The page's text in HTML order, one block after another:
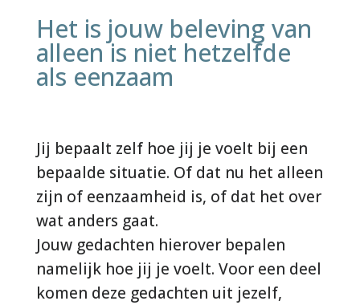
Het is jouw beleving van
alleen is niet hetzelfde
als eenzaam
Jij bepaalt zelf hoe jij je voelt bij een
bepaalde situatie. Of dat nu het alleen
zijn of eenzaamheid is, of dat het over
wat anders gaat.
Jouw gedachten hierover bepalen
namelijk hoe jij je voelt. Voor een deel
komen deze gedachten uit jezelf,